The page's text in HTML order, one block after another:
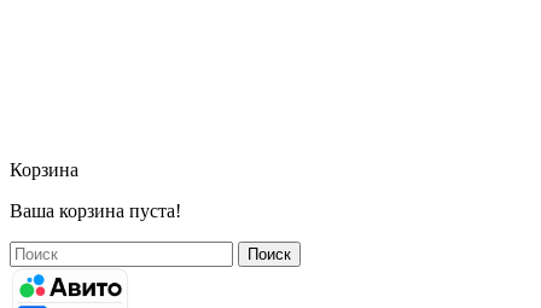
Корзина
Ваша корзина пуста!
Поиск